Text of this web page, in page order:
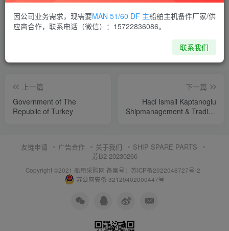
喜欢就支持一下吧
上一篇
Government of The
Republic of Turkey
下一篇
Haci Ismail Kaptanoglu
Shipmanagement & Trading
友链申请 广告合作 关于我们
SHIP SPARE PARTS
苏B2-20230266
Copyright ©2021 船用采购网 备案号：苏ICP备2022046727号-2
苏公网安备 32120402000447号
因公司业务需求，现需要MAN 51/60 DF 主船舶主机备件厂家/供
应商合作，联系电话（微信）：15722836086。
联系我们